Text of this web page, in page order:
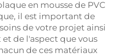
en mousse de PVC
il est important de
de votre projet ainsi
de l'aspect que vous
de ces matériaux